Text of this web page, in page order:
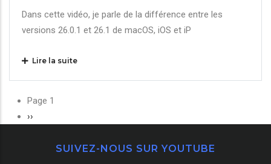
Dans cette vidéo, je parle de la différence entre les
versions 26.0.1 et 26.1 de macOS, iOS et iP
Lire la suite
Pagination
Page 1
Page
››
SUIVEZ-NOUS SUR YOUTUBE